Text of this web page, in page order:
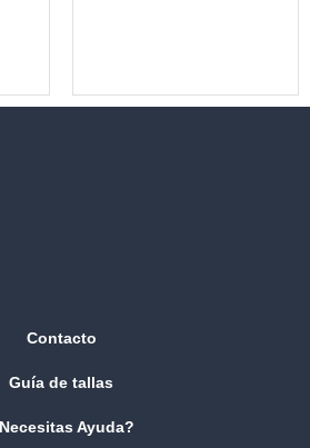
Contacto
Guía de tallas
Ayuda?